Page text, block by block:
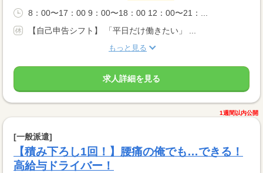
8：00〜17：00 9：00〜18：00 12：00〜21：...
【自己申告シフト】 「平日だけ働きたい」 ...
もっと見る
求人詳細を見る
1週間以内公開
[一般派遣]
【積み下ろし1回！】腰痛の俺でも…できる！
高給与ドライバー！